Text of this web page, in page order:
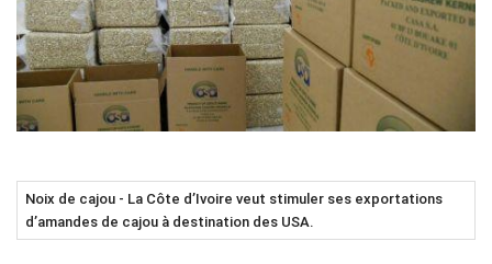
Noix de cajou - La Côte d’Ivoire veut stimuler ses exportations
d’amandes de cajou à destination des USA.